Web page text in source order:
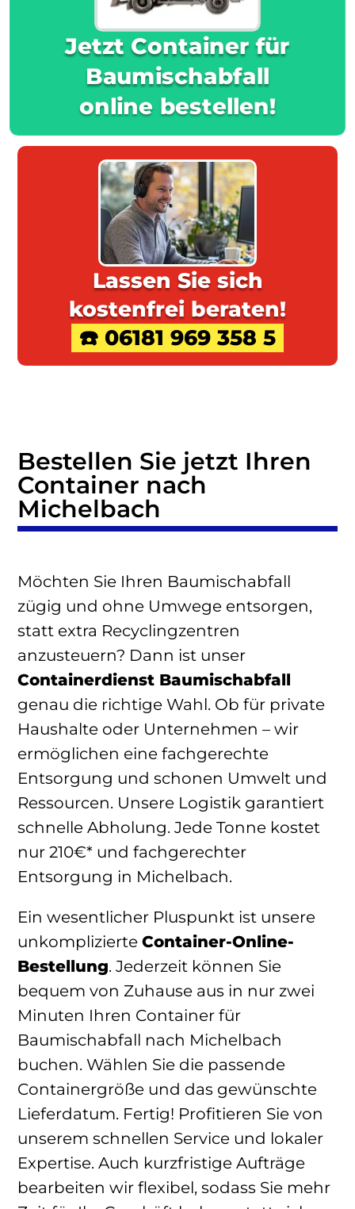
Jetzt Container für
Baumischabfall
online bestellen!
Lassen Sie sich
kostenfrei beraten!
☎️ 06181 969 358 5
Bestellen Sie jetzt Ihren
Container nach
Michelbach
Möchten Sie Ihren Baumischabfall
zügig und ohne Umwege entsorgen,
statt extra Recyclingzentren
anzusteuern? Dann ist unser
Containerdienst Baumischabfall
genau die richtige Wahl. Ob für private
Haushalte oder Unternehmen – wir
ermöglichen eine fachgerechte
Entsorgung und schonen Umwelt und
Ressourcen. Unsere Logistik garantiert
schnelle Abholung. Jede Tonne kostet
nur 210€* und fachgerechter
Entsorgung in Michelbach.
Ein wesentlicher Pluspunkt ist unsere
unkomplizierte Container-Online-
Bestellung. Jederzeit können Sie
bequem von Zuhause aus in nur zwei
Minuten Ihren Container für
Baumischabfall nach Michelbach
buchen. Wählen Sie die passende
Containergröße und das gewünschte
Lieferdatum. Fertig! Profitieren Sie von
unserem schnellen Service und lokaler
Expertise. Auch kurzfristige Aufträge
bearbeiten wir flexibel, sodass Sie mehr